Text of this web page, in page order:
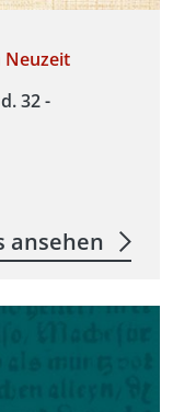
Neuzeit
32 -
ansehen